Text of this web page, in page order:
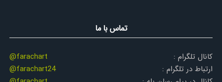
تماس با ما
کانال تلگرام :
@farachart
ارتباط در تلگرام :
@farachart24